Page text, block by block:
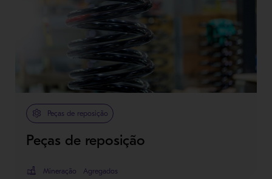
Peças de reposição
Peças de reposição
Mineração Agregados